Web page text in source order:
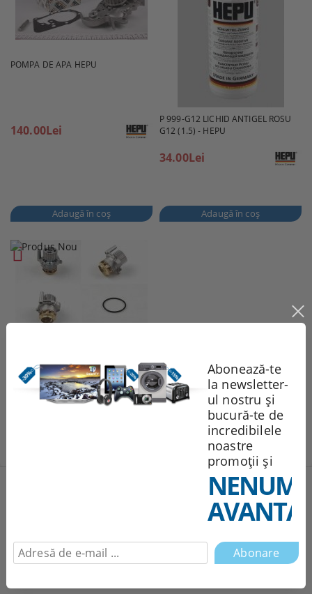
POMPA DE APA HEPU
140.00Lei
P 999-G12 LICHID ANTIGEL ROSU
G12 (1.5) - HEPU
34.00Lei
Vezi detalii
« 1
Abonează-te
la newsletter-
ul nostru și
bucură-te de
incredibilele
noastre
promoții și